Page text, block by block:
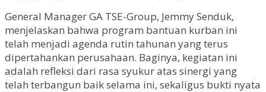
General Manager GA TSE-Group, Jemmy Senduk,
menjelaskan bahwa program bantuan kurban ini
telah menjadi agenda rutin tahunan yang terus
dipertahankan perusahaan. Baginya, kegiatan ini
adalah refleksi dari rasa syukur atas sinergi yang
telah terbangun baik selama ini, sekaligus bukti nyata